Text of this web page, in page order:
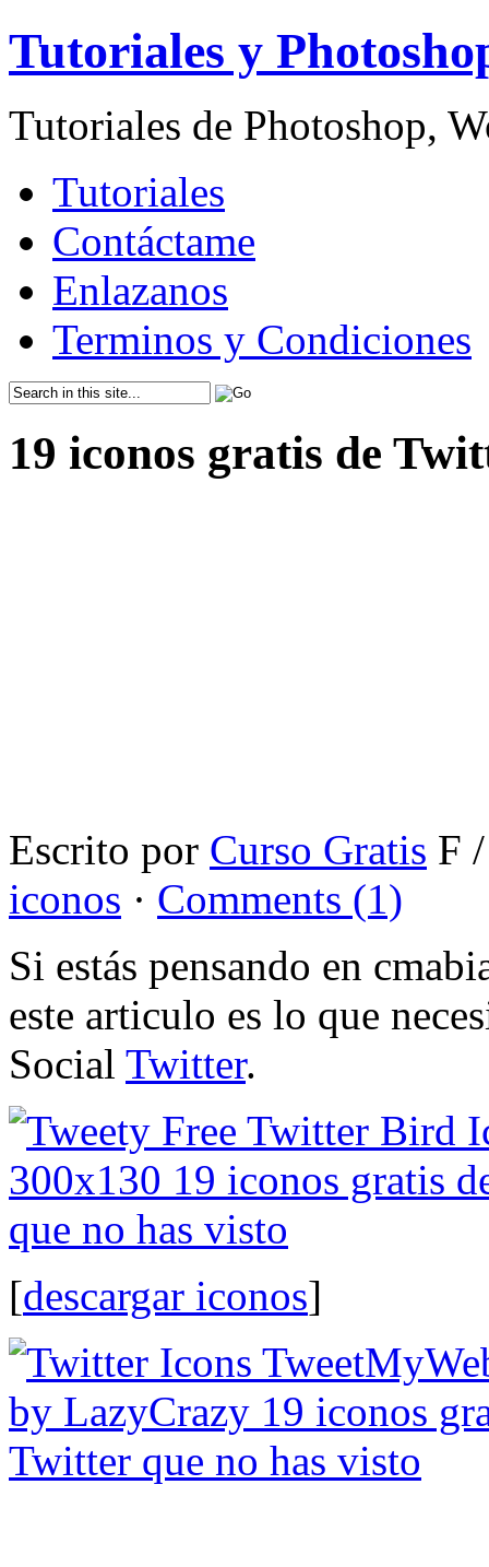
Tutoriales y
Tutoriales de Photoshop,
Tutoriales
Contáctame
Enlazanos
Terminos y Condiciones
19 iconos gratis de
Escrito por Curso Gratis F
iconos · Comments (1)
Si estás pensando en
este articulo es lo que
Social Twitter.
[descargar iconos]